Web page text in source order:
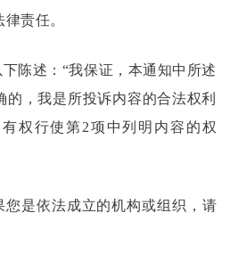
责任。
陈述：“我保证，本通知中所述
，我是所投诉内容的合法权利
权行使第2项中列明内容的权
您是依法成立的机构或组织，请